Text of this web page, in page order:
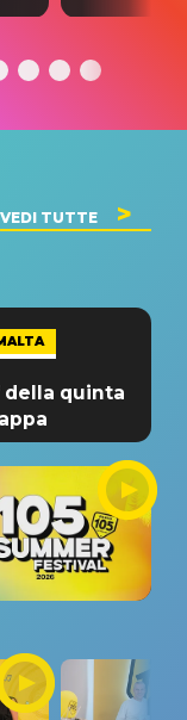
e
testo,
VEDI TUTTE
della quinta